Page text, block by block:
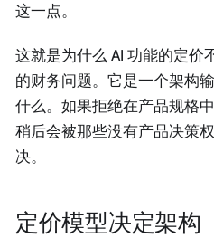
这一点。
这就是为什么 AI 功能的定价
的财务问题。它是一个架构
什么。如果拒绝在产品规格
稍后会被那些没有产品决策
决。
定价模型决定架构